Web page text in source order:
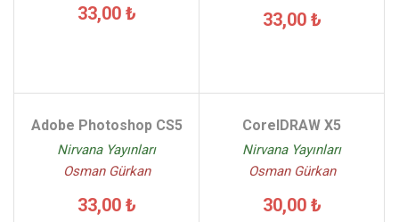
33,00 ₺ 33,00 ₺
Adobe Photoshop CS5
Nirvana Yayınları
Osman Gürkan
33,00 ₺
CorelDRAW X5
Nirvana Yayınları
Osman Gürkan
30,00 ₺